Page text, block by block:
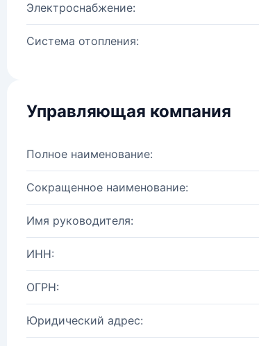
Электроснабжение:
Система отопления:
Управляющая компания
Полное наименование:
Сокращенное наименование:
Имя руководителя:
ИНН:
ОГРН:
Юридический адрес: